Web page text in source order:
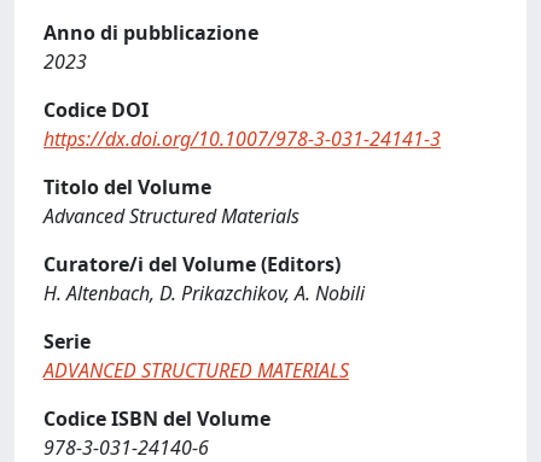
Anno di pubblicazione
2023
Codice DOI
https://dx.doi.org/10.1007/978-3-031-24141-3
Titolo del Volume
Advanced Structured Materials
Curatore/i del Volume (Editors)
H. Altenbach, D. Prikazchikov, A. Nobili
Serie
ADVANCED STRUCTURED MATERIALS
Codice ISBN del Volume
978-3-031-24140-6